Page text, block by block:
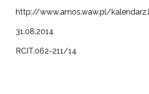
http://www.amos.waw.pl/
31.08.2014
RCIT.062-211/14